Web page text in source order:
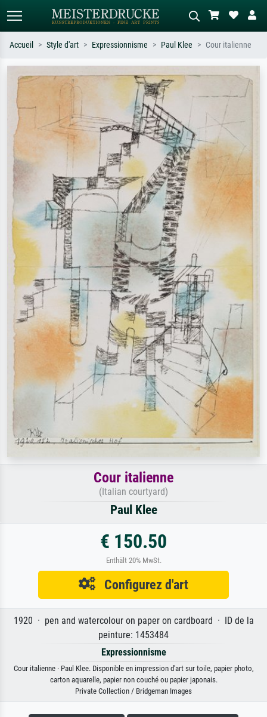
Recherche standard Recherche d'images IA
Recherchez par artiste, titre ou style –
ex. Monet, Nuit étoilée,
impressionnisme, vague de Hokusai,
nu.
Décrivez la scène – ex. prairie verte,
abstrait avec beaucoup de rouge,
tableau sombre, nu debout près d'un
arbre.
Accueil Style d'art Expressionnisme Paul Klee Cour italienne
Cour italienne
(Italian courtyard)
Paul Klee
€ 150.50
Enthält 20% MwSt.
Configurez d'art
1920 · pen and watercolour on paper on cardboard · ID de la
peinture: 1453484
Expressionnisme
Cour italienne · Paul Klee. Disponible en impression d'art sur toile, papier photo,
carton aquarelle, papier non couché ou papier japonais.
Private Collection / Bridgeman Images